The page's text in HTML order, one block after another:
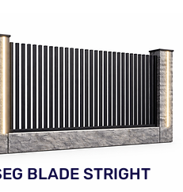
BLADE STRIGHT